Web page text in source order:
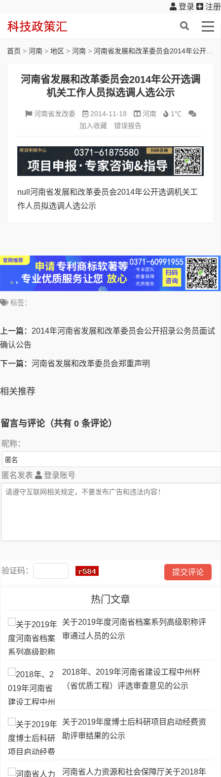
登录 注册
首页 > 河南 > 地区 > 河南 > 河南省发展和改革委员会2014年公开选调机关工作人员拟选调人选公示
河南省发展和改革委员会2014年公开选调
机关工作人员拟选调人选公示
河南省发改委 2014-11-18 河南
1℃
加入收藏
错误报告
null 河南省发展和改革委员会2014年公开选调机关工
作人员拟选调人选公示
标签：
上一篇： 2014年河南省发展和改革委员会公开招录公务员面试
确认公告
下一篇： 河南省发展和改革委员会郑重声明
相关推荐
留言与评论（共有 0 条评论）
昵称：
匿名发表 登录账号
验证码：
热门文章
关于2019年度河南省档案系列高级职称评
审通过人员的公示
2018年、2019年河南省建设工程中州杯
（省优质工程）评选审查意见的公示
关于2019年度博士后科研项目启动经费资
助评审结果的公示
河南省人力资源和社会保障厅关于2018年